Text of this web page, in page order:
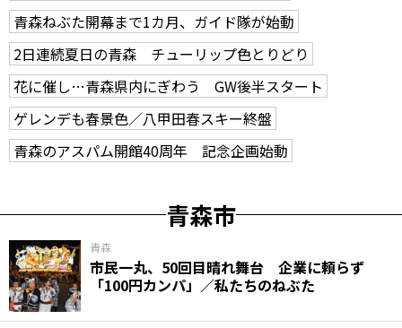
青森ねぶた開幕まで1カ月、ガイド隊が始動
2日連続夏日の青森 チューリップ色とりどり
花に催し…青森県内にぎわう GW後半スタート
ゲレンデも春景色／八甲田春スキー終盤
青森のアスパム開館40周年 記念企画始動
青森市
青森
市民一丸、50回目晴れ舞台 企業に頼らず
「100円カンパ」／私たちのねぶた